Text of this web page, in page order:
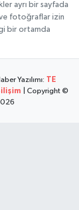
ayrı bir sayfada
ve fotoğraflar izin
bir ortamda
Yazılımı: TE
| Copyright ©